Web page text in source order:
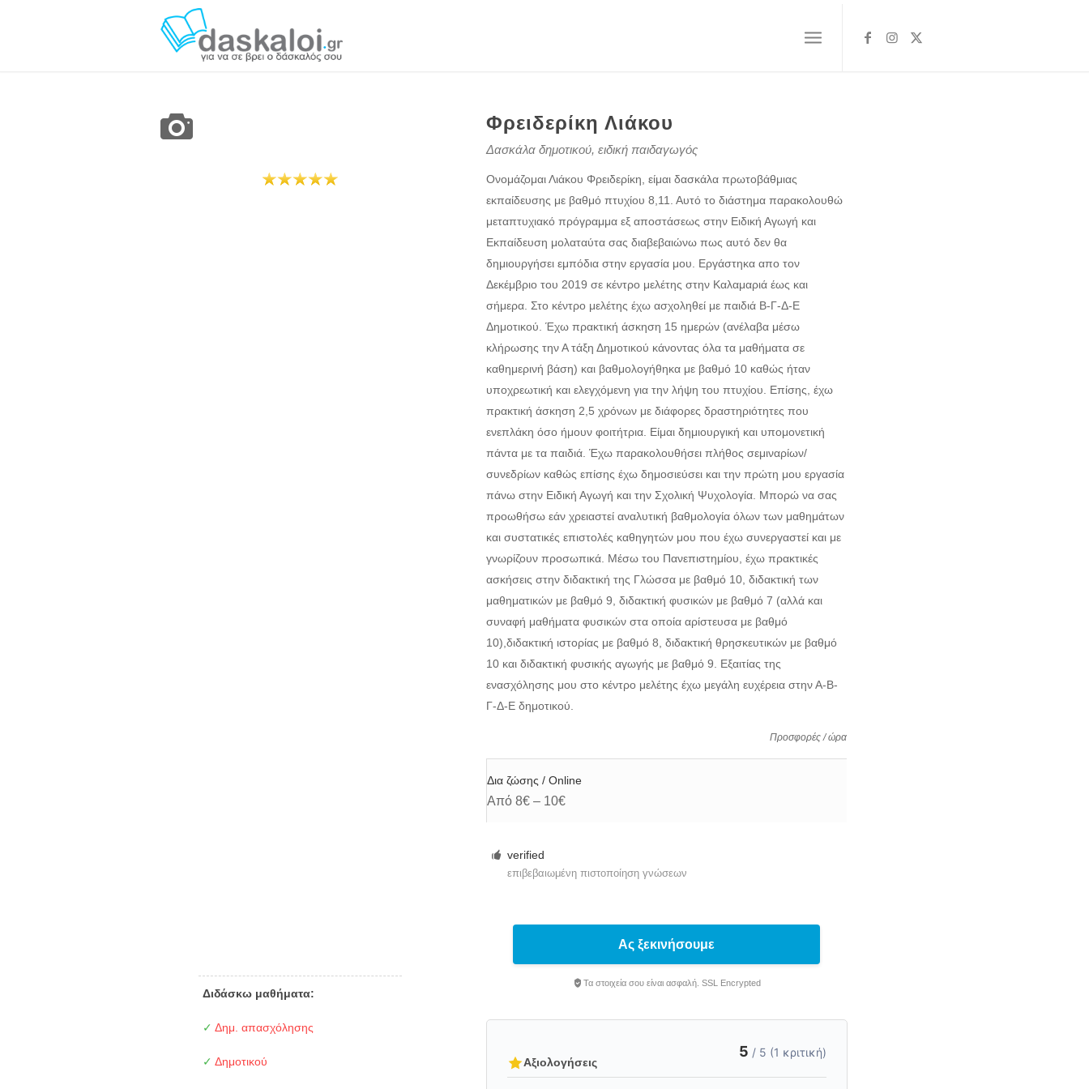
Φρειδερίκη Λιάκου
Δασκάλα δημοτικού, ειδική παιδαγωγός
Ονομάζομαι Λιάκου Φρειδερίκη, είμαι δασκάλα πρωτοβάθμιας
εκπαίδευσης με βαθμό πτυχίου 8,11. Αυτό το διάστημα παρακολουθώ
μεταπτυχιακό πρόγραμμα εξ αποστάσεως στην Ειδική Αγωγή και
Εκπαίδευση μολαταύτα σας διαβεβαιώνω πως αυτό δεν θα
δημιουργήσει εμπόδια στην εργασία μου. Εργάστηκα απο τον
Δεκέμβριο του 2019 σε κέντρο μελέτης στην Καλαμαριά έως και
σήμερα. Στο κέντρο μελέτης έχω ασχοληθεί με παιδιά Β-Γ-Δ-Ε
Δημοτικού. Έχω πρακτική άσκηση 15 ημερών (ανέλαβα μέσω
κλήρωσης την Α τάξη Δημοτικού κάνοντας όλα τα μαθήματα σε
καθημερινή βάση) και βαθμολογήθηκα με βαθμό 10 καθώς ήταν
υποχρεωτική και ελεγχόμενη για την λήψη του πτυχίου. Επίσης, έχω
πρακτική άσκηση 2,5 χρόνων με διάφορες δραστηριότητες που
ενεπλάκη όσο ήμουν φοιτήτρια. Είμαι δημιουργική και υπομονετική
πάντα με τα παιδιά. Έχω παρακολουθήσει πλήθος σεμιναρίων/
συνεδρίων καθώς επίσης έχω δημοσιεύσει και την πρώτη μου εργασία
πάνω στην Ειδική Αγωγή και την Σχολική Ψυχολογία. Μπορώ να σας
προωθήσω εάν χρειαστεί αναλυτική βαθμολογία όλων των μαθημάτων
και συστατικές επιστολές καθηγητών μου που έχω συνεργαστεί και με
γνωρίζουν προσωπικά. Μέσω του Πανεπιστημίου, έχω πρακτικές
ασκήσεις στην διδακτική της Γλώσσα με βαθμό 10, διδακτική των
μαθηματικών με βαθμό 9, διδακτική φυσικών με βαθμό 7 (αλλά και
συναφή μαθήματα φυσικών στα οποία αρίστευσα με βαθμό
10),διδακτική ιστορίας με βαθμό 8, διδακτική θρησκευτικών με βαθμό
10 και διδακτική φυσικής αγωγής με βαθμό 9. Εξαιτίας της
ενασχόλησης μου στο κέντρο μελέτης έχω μεγάλη ευχέρεια στην Α-Β-
Γ-Δ-Ε δημοτικού.
Προσφορές / ώρα
Δια ζώσης / Online
Από 8€ – 10€
verified
επιβεβαιωμένη πιστοποίηση γνώσεων
Διδάσκω μαθήματα:
✓ Δημ. απασχόλησης
✓ Δημοτικού
Ας ξεκινήσουμε
Τα στοιχεία σου είναι ασφαλή. SSL Encrypted
Αξιολογήσεις
5 / 5 (1 κριτική)